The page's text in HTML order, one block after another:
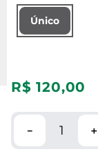
Único
R$ 120,00
＋
－